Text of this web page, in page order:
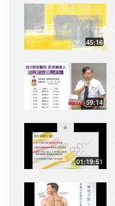
45:16
59:14
01:19:51